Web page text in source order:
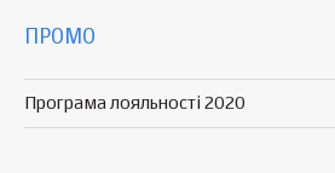
ПРОМО
Програма лояльності 2020